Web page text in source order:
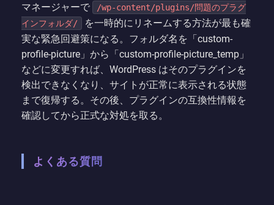
マネージャーで
/wp-content/plugins/問題のプラグ
インフォルダ/
を一時的にリネームする方法が最も確
実な緊急回避策になる。フォルダ名を「custom-
profile-picture」から「custom-profile-picture_temp」
などに変更すれば、WordPress はそのプラグインを
検出できなくなり、サイトが正常に表示される状態
まで復帰する。その後、プラグインの互換性情報を
確認してから正式な対処を取る。
よくある質問